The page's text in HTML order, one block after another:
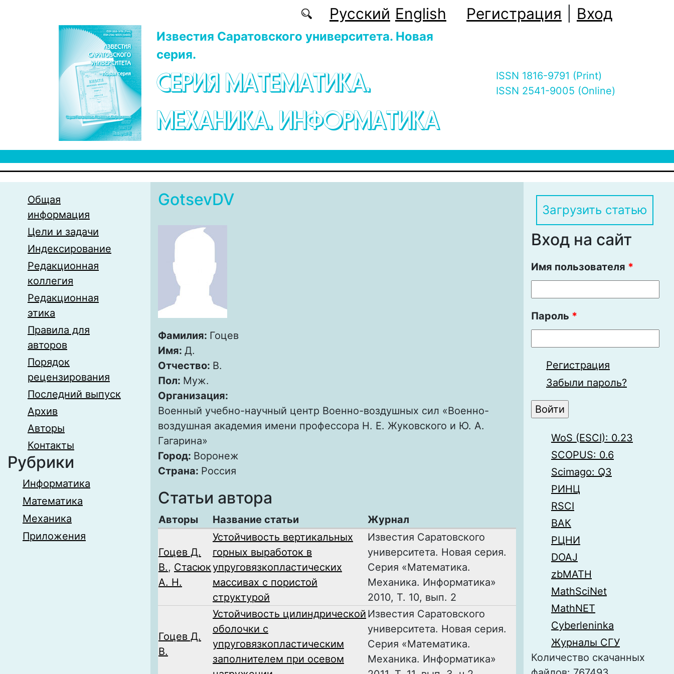
Русский English Регистрация Вход
Известия Саратовского университета. Новая
серия.
СЕРИЯ МАТЕМАТИКА.
МЕХАНИКА. ИНФОРМАТИКА
ISSN 1816-9791 (Print)
ISSN 2541-9005 (Online)
Общая
информация
Цели и задачи
Индексирование
Редакционная
коллегия
Редакционная
этика
Правила для
авторов
Порядок
рецензирования
Последний выпуск
Архив
Авторы
Контакты
Рубрики
Информатика
Математика
Механика
Приложения
GotsevDV
Фамилия: Гоцев
Имя: Д.
Отчество: В.
Пол: Муж.
Организация:
Военный учебно-научный центр Военно-воздушных сил «Военно-
воздушная академия имени профессора Н. Е. Жуковского и Ю. А.
Гагарина»
Город: Воронеж
Страна: Россия
Статьи автора
Авторы Название статьи Журнал
Гоцев Д.
В., Стасюк
А. Н.
Устойчивость вертикальных
горных выработок в
упруговязкопластических
массивах с пористой
структурой
Известия Саратовского
университета. Новая серия.
Серия «Математика.
Механика. Информатика»
2010, Т. 10, вып. 2
Гоцев Д.
В.
Устойчивость цилиндрической
оболочки с
упруговязкопластическим
заполнителем при осевом
Известия Саратовского
университета. Новая серия.
Серия «Математика.
Механика. Информатика»
Загрузить статью
Вход на сайт
Имя пользователя *
Пароль *
Регистрация
Забыли пароль?
WoS (ESCI): 0.23
SCOPUS: 0.6
Scimago: Q3
РИНЦ
RSCI
ВАК
РЦНИ
DOAJ
zbMATH
MathSciNet
MathNET
Cyberleninka
Журналы СГУ
Количество скачанных